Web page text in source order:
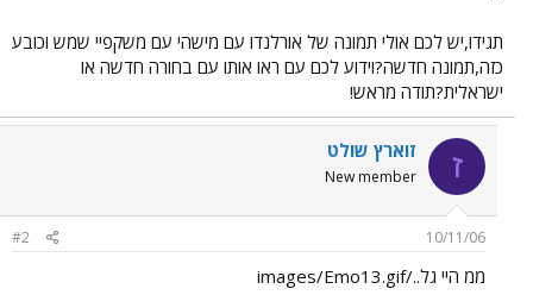
תגידו,יש לכם אולי תמונה של אורלנדו עם מישהי עם משקפיי שמש וכובע
כזה,תמונה חדשה?וידוע לכם עם ראו אותו עם בחורה חדשה או
ישראלית?תודה מראש!
ז זוארץ שולט
New member
10/11/06
#2
ממ היי גל../images/Emo13.gif